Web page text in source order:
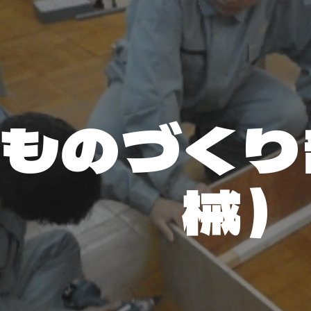
to main content Skip to
ものづく
械）